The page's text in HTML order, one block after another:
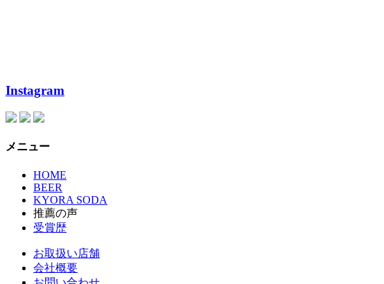
Instagram
メニュー
HOME
BEER
KYORA SODA
推薦の声
受賞歴
お取扱い店舗
会社概要